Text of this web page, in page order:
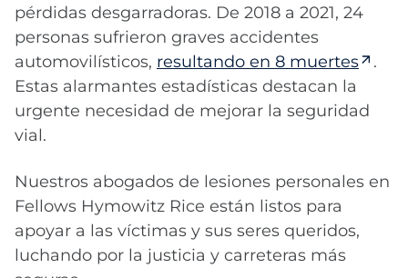
pérdidas desgarradoras. De 2018 a 2021, 24
personas sufrieron graves accidentes
automovilísticos, resultando en 8 muertes
.
Estas alarmantes estadísticas destacan la
urgente necesidad de mejorar la seguridad
vial.
Nuestros abogados de lesiones personales en
Fellows Hymowitz Rice están listos para
apoyar a las víctimas y sus seres queridos,
luchando por la justicia y carreteras más